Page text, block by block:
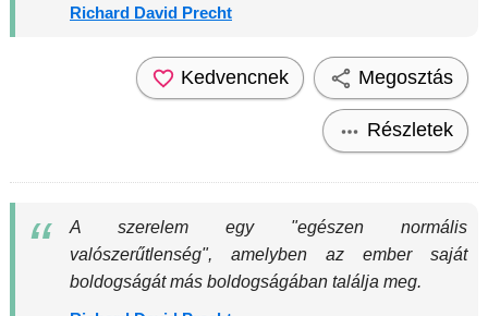
Richard David Precht
Kedvencnek Megosztás
Részletek
A szerelem egy "egészen normális
valószerűtlenség", amelyben az ember saját
boldogságát más boldogságában találja meg.